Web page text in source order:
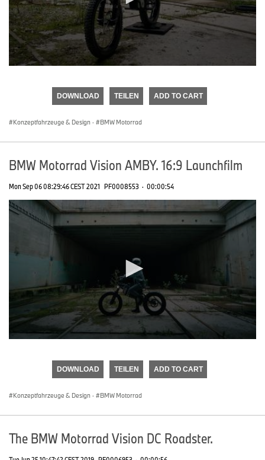
DOWNLOAD TEILEN ADD TO CART
Konzeptfahrzeuge & Design · BMW Motorrad
BMW Motorrad Vision AMBY. 16:9 Launchfilm
Mon Sep 06 08:29:46 CEST 2021 PF0008553 · 00:00:54
DOWNLOAD TEILEN ADD TO CART
Konzeptfahrzeuge & Design · BMW Motorrad
The BMW Motorrad Vision DC Roadster.